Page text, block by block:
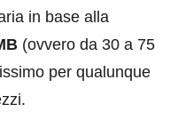
in base alla
(ovvero da 30 a 75
per qualunque